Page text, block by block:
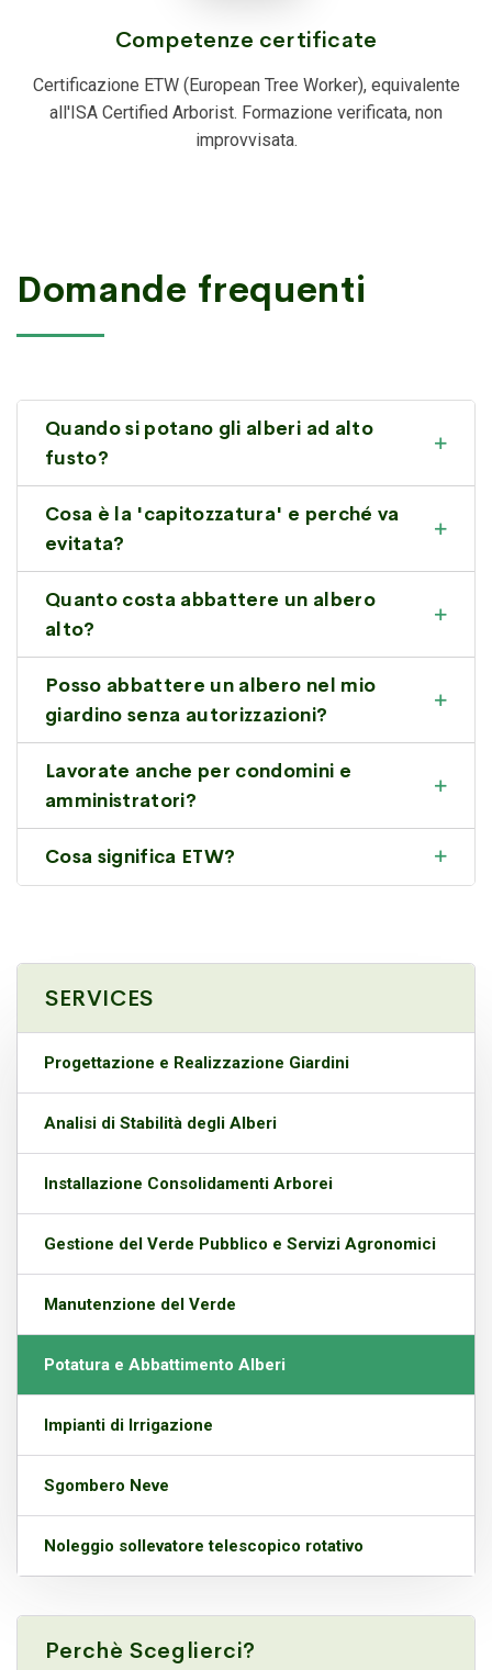
Competenze certificate
Certificazione ETW (European Tree Worker), equivalente
all'ISA Certified Arborist. Formazione verificata, non
improvvisata.
Domande frequenti
Quando si potano gli alberi ad alto
fusto?
Cosa è la 'capitozzatura' e perché va
evitata?
Quanto costa abbattere un albero
alto?
Posso abbattere un albero nel mio
giardino senza autorizzazioni?
Lavorate anche per condomini e
amministratori?
Cosa significa ETW?
SERVICES
Progettazione e Realizzazione Giardini
Analisi di Stabilità degli Alberi
Installazione Consolidamenti Arborei
Gestione del Verde Pubblico e Servizi Agronomici
Manutenzione del Verde
Potatura e Abbattimento Alberi
Impianti di Irrigazione
Sgombero Neve
Noleggio sollevatore telescopico rotativo
Perchè Sceglierci?